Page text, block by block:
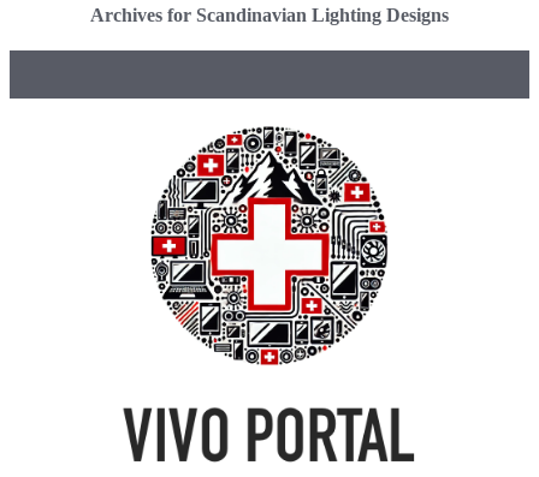
Archives for Scandinavian Lighting Designs